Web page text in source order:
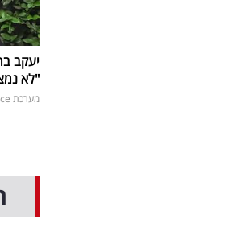
"לא
מערכת ice